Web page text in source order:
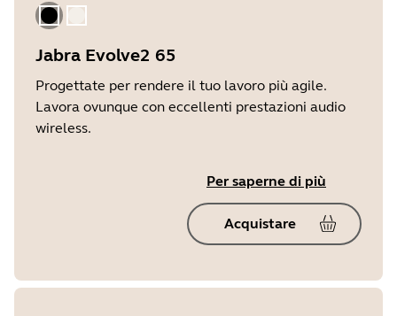
NeroBeige oro
Jabra Evolve2 65
Progettate per rendere il tuo lavoro più agile.
Lavora ovunque con eccellenti prestazioni audio
wireless.
Per saperne di più
Acquistare